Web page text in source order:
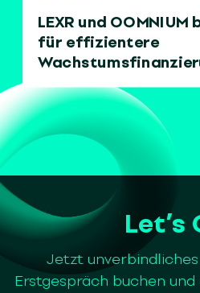
LEXR und
für effizientere
Let’s
Jetzt
Erstgespräch buchen